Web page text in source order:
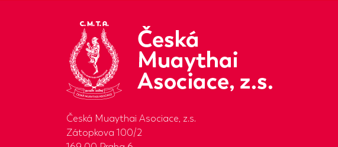
Česká Muaythai Asociace, z.s.
Zátopkova 100/2